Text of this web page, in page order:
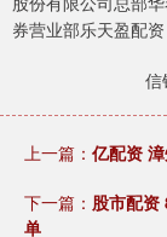
券营业部乐天盈配资
信
上一篇： 亿配资
下一篇： 股市配资
单